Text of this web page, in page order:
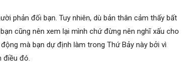
phản đối bạn. Tuy nhiên, dù bản thân cảm thấy bất
cũng nên xem lại mình chứ đừng nên nghĩ xấu cho
mà bạn dự định làm trong Thứ Bảy này bởi vì
điều đó.